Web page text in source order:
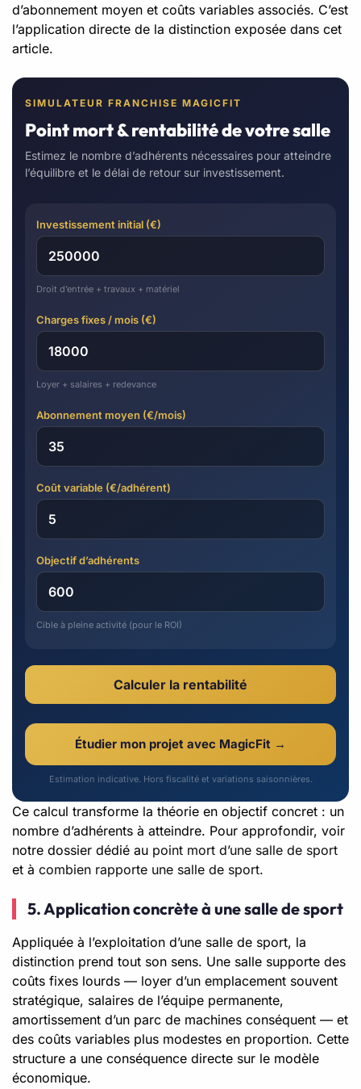
d’abonnement moyen et coûts variables associés. C’est
l’application directe de la distinction exposée dans cet
article.
SIMULATEUR FRANCHISE MAGICFIT
Point mort & rentabilité de votre salle
Estimez le nombre d’adhérents nécessaires pour atteindre
l’équilibre et le délai de retour sur investissement.
Investissement initial (€)
Droit d’entrée + travaux + matériel
Charges fixes / mois (€)
Loyer + salaires + redevance
Abonnement moyen (€/mois)
Coût variable (€/adhérent)
Objectif d’adhérents
Cible à pleine activité (pour le ROI)
Calculer la rentabilité
Étudier mon projet avec MagicFit →
Estimation indicative. Hors fiscalité et variations saisonnières.
Ce calcul transforme la théorie en objectif concret : un
nombre d’adhérents à atteindre. Pour approfondir, voir
notre dossier dédié au point mort d’une salle de sport
et à combien rapporte une salle de sport.
5. Application concrète à une salle de sport
Appliquée à l’exploitation d’une salle de sport, la
distinction prend tout son sens. Une salle supporte des
coûts fixes lourds — loyer d’un emplacement souvent
stratégique, salaires de l’équipe permanente,
amortissement d’un parc de machines conséquent — et
des coûts variables plus modestes en proportion. Cette
structure a une conséquence directe sur le modèle
économique.